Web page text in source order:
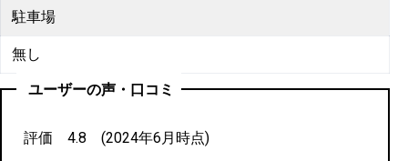
駐車場
無し
ユーザーの声・口コミ
評価 4.8 (2024年6月時点)